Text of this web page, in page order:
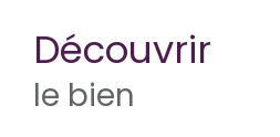
découvrir
le bien